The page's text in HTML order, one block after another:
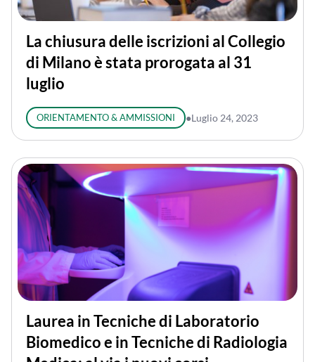
La chiusura delle iscrizioni al Collegio
di Milano è stata prorogata al 31
luglio
ORIENTAMENTO & AMMISSIONI ●Luglio 24, 2023
Laurea in Tecniche di Laboratorio
Biomedico e in Tecniche di Radiologia